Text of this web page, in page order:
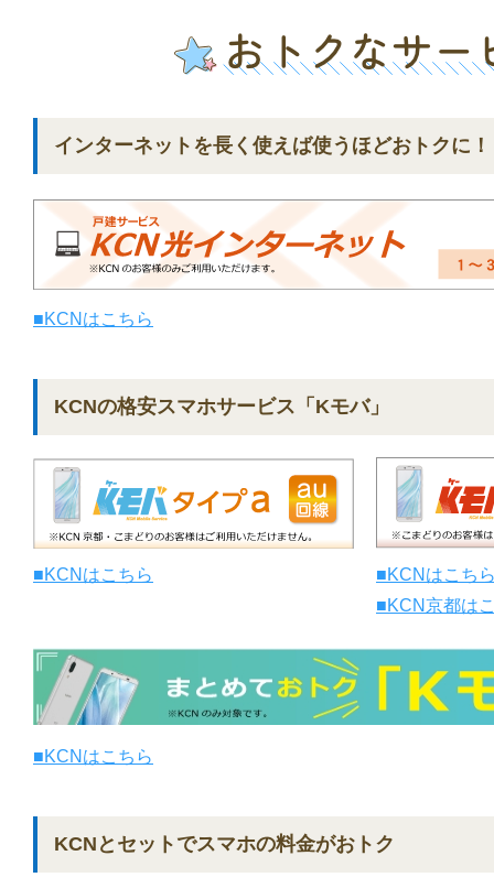
インターネットを長く使えば使うほどおトクに！
■KCNはこちら
KCNの格安スマホサービス「Kモバ」
■KCNはこちら
■KCNはこち
■KCN京都は
■KCNはこちら
KCNとセットでスマホの料金がおトク